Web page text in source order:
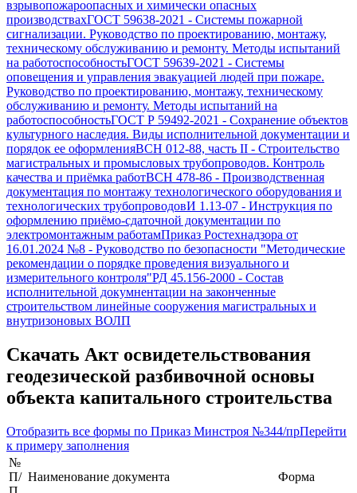
взрывопожароопасных и химически опасных
производствахГОСТ 59638-2021 - Системы пожарной
сигнализации. Руководство по проектированию, монтажу,
техническому обслуживанию и ремонту. Методы испытаний
на работоспособностьГОСТ 59639-2021 - Системы
оповещения и управления эвакуацией людей при пожаре.
Руководство по проектированию, монтажу, техническому
обслуживанию и ремонту. Методы испытаний на
работоспособностьГОСТ Р 59492-2021 - Сохранение объектов
культурного наследия. Виды исполнительной документации и
порядок ее оформленияВСН 012-88, часть II - Строительство
магистральных и промысловых трубопроводов. Контроль
качества и приёмка работВСН 478-86 - Производственная
документация по монтажу технологического оборудования и
технологических трубопроводовИ 1.13-07 - Инструкция по
оформлению приёмо-сдаточной документации по
электромонтажным работамПриказ Ростехнадзора от
16.01.2024 №8 - Руководство по безопасности "Методические
рекомендации о порядке проведения визуального и
измерительного контроля"РД 45.156-2000 - Состав
исполнительной докумнентации на законченные
строительством линейные сооружения магистральных и
внутризоновых ВОЛП
Скачать Акт освидетельствования
геодезической разбивочной основы
объекта капитального строительства
Отобразить все формы по Приказ Минстроя №344/прПерейти
к примеру заполнения
№
П/ Наименование документа Форма